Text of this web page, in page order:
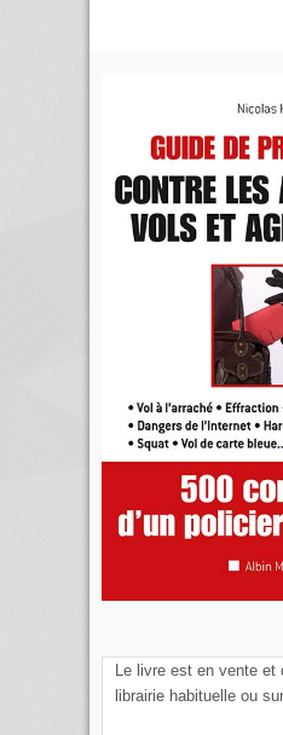
Le livre est en vente et
librairie habituelle ou